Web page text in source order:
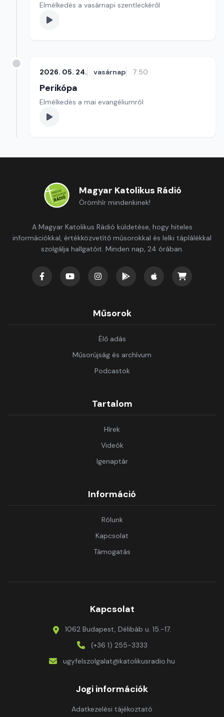
Elmélkedés a vasárnapi szentleckéről
2026. 05. 24. vasárnap 7:50
Perikópa
Elmélkedés a mai evangéliumról
Magyar Katolikus Rádió
Örömhír mindenkinek!
A Magyar Katolikus Rádió küldetése, hogy hiteles
információkkal, értékközvetítő műsorokkal és lelki táplálékkal
szolgálja hallgatóit. Minden nap, 24 órában.
Műsorok
Élő adás
Műsorújság és archívum
Podcastok
Tartalom
Hírek
Videók
Igenaptár
Információ
Rólunk
Kapcsolat
Támogatás
Kapcsolat
1062 Budapest, Délibáb u. 15.-17.
(+36 1) 255-3333
ugyfelszolgalat@katolikusradio.hu
Jogi információk
Adatkezelési tájékoztató